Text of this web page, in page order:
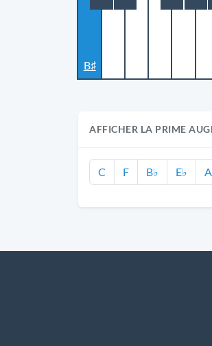
B♯
AFFICHER LA PRIME
C F B♭ E♭